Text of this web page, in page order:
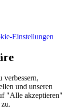
Einstellungen
verbessern,
und unseren
"Alle akzeptieren"